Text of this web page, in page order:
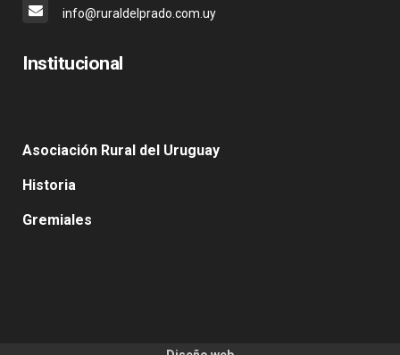
info@ruraldelprado.com.uy
Institucional
Asociación Rural del Uruguay
Historia
Gremiales